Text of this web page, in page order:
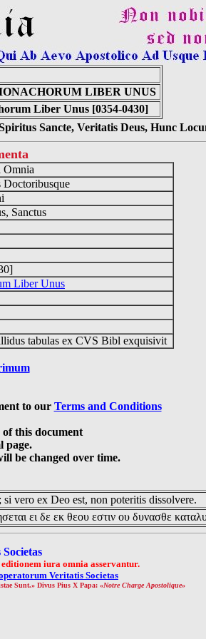
LIBER UNUS
Liber Unus [0354-0430]
Sancte, Veritatis Deus, Hunc
Omnia
Doctoribusque
Sanctus
Liber Unus
tabulas ex CVS Bibl exquisivit
to our Terms and Conditions
this document
page.
be changed over time.
vero ex Deo est, non poteritis dissolvere.
ει δε εκ θεου εστιν ου δυνασθε
iura omnia asservantur.
Veritatis Societas
Sunt.» Divus Pius X Papa: «Notre Charge Apostolique»